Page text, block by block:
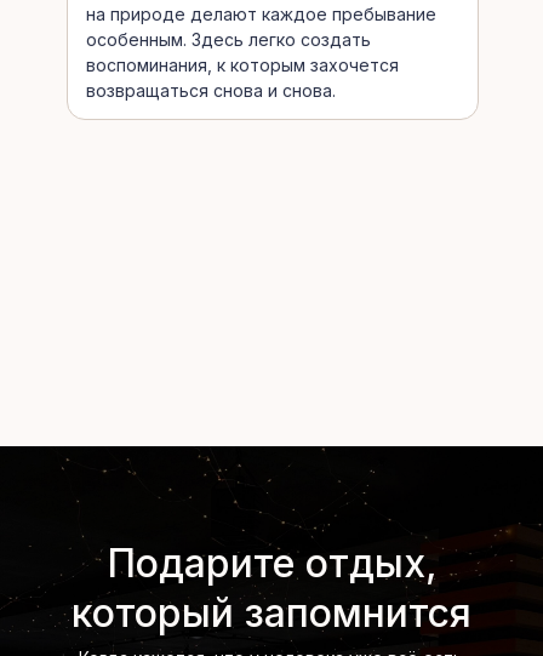
на природе делают каждое пребывание
особенным. Здесь легко создать
воспоминания, к которым захочется
возвращаться снова и снова.
Подарите отдых,
который запомнится